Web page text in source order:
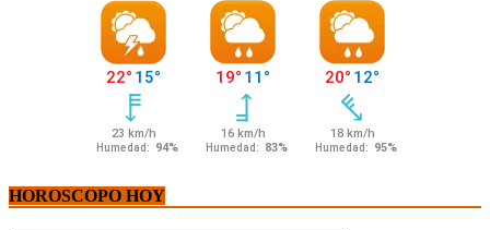
HOROSCOPO HOY